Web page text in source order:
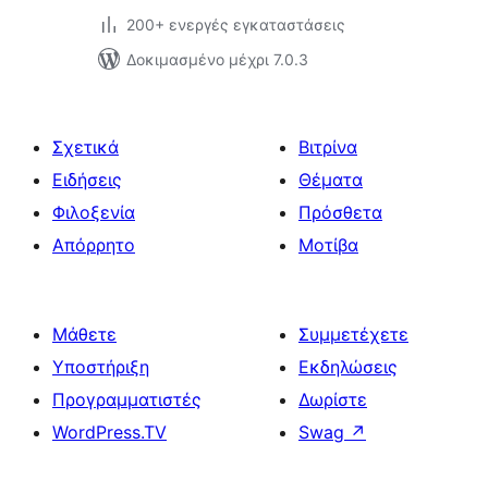
200+ ενεργές εγκαταστάσεις
Δοκιμασμένο μέχρι 7.0.3
Σχετικά
Ειδήσεις
Φιλοξενία
Απόρρητο
Βιτρίνα
Θέματα
Πρόσθετα
Μοτίβα
Μάθετε
Υποστήριξη
Προγραμματιστές
WordPress.TV
Συμμετέχετε
Εκδηλώσεις
Δωρίστε
Swag ↗